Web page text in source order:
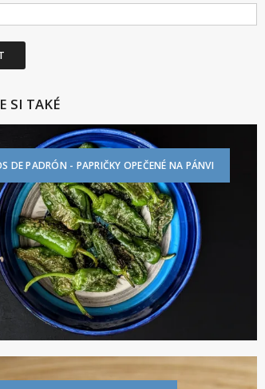
SI TAKÉ
DE PADRÓN - PAPRIČKY OPEČENÉ NA PÁNVI